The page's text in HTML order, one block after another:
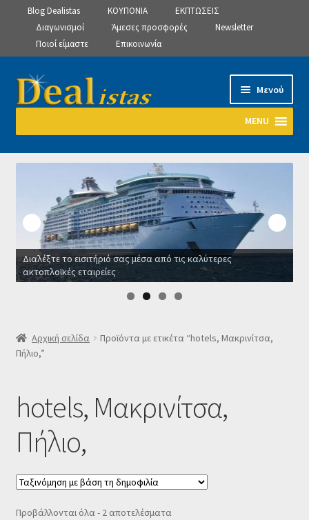
Blog Dealistas ΚΟΥΠΟΝΙΑ
ΕΚΠΤΩΣΕΙΣ
Διαγωνισμοί
Άμεσες προσφορές
Newsletter
Ποιοί είμαστε
Επικοινωνία
Απευθείας
μετάβαση
πλοήγηση
Μετάβαση
σε
Μενού
MENU
Αρχική
Manage Subscriptions
Manage Subscriptions
Manage Subscriptions
SLIDER
Δελτίο νέων
Επιβεβαίωση εγγραφής στο Newsletter του Dealistas.gr
Επικοινωνία
Διαλέξτε το εισιτήριό σας μέσα από τις καλύτερες
ακτοπλοϊκές εταιρείες
Αρχική σελίδα
Προϊόντα με ετικέτα “hotels, Μακρινίτσα,
Πήλιο,”
hotels, Μακρινίτσα,
Πήλιο,
Προβάλλονται όλα - 2 αποτελέσματαSorted